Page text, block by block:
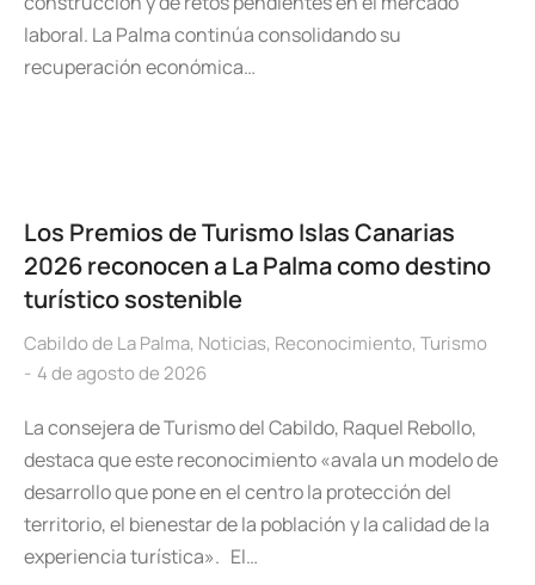
laboral. La Palma continúa consolidando su
recuperación económica…
Los Premios de Turismo Islas Canarias
2026 reconocen a La Palma como destino
turístico sostenible
Cabildo de La Palma, Noticias, Reconocimiento, Turismo
4 de agosto de 2026
La consejera de Turismo del Cabildo, Raquel Rebollo,
destaca que este reconocimiento «avala un modelo de
desarrollo que pone en el centro la protección del
territorio, el bienestar de la población y la calidad de la
experiencia turística». El…